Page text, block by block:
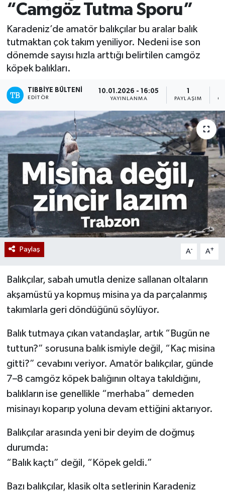
“Camgöz Tutma Sporu”
Karadeniz’de amatör balıkçılar bu aralar balık
tutmaktan çok takım yeniliyor. Nedeni ise son
dönemde sayısı hızla arttığı belirtilen camgöz
köpek balıkları.
TIBBIYE BÜLTENI
EDITÖR
10.01.2026 - 16:05
YAYINLANMA PAYLAŞIM
Paylaş A- A+
Balıkçılar, sabah umutla denize sallanan oltaların
akşamüstü ya kopmuş misina ya da parçalanmış
takımlarla geri döndüğünü söylüyor.
Balık tutmaya çıkan vatandaşlar, artık “Bugün ne
tuttun?” sorusuna balık ismiyle değil, “Kaç misina
gitti?” cevabını veriyor. Amatör balıkçılar, günde
7–8 camgöz köpek balığının oltaya takıldığını,
balıkların ise genellikle “merhaba” demeden
misinayı koparıp yoluna devam ettiğini aktarıyor.
Balıkçılar arasında yeni bir deyim de doğmuş
durumda:
“Balık kaçtı” değil, “Köpek geldi.”
Bazı balıkçılar, klasik olta setlerinin Karadeniz
Yazarlar